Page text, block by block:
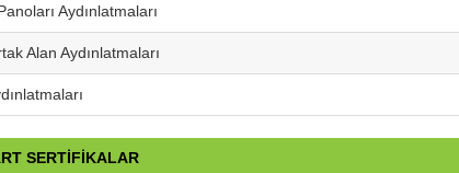
Aydınlatmaları
Alan Aydınlatmaları
SERTİFİKALAR